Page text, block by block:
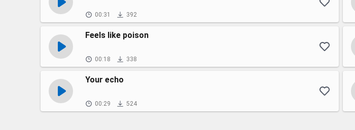
00:31 392
Feels like poison
00:18 338
Your echo
00:29 524